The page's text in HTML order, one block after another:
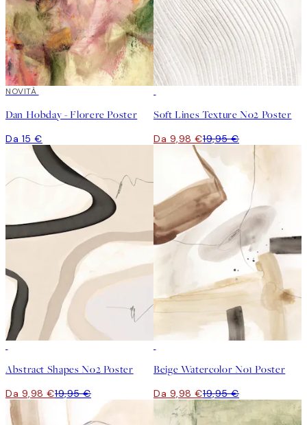
NOVITÀ
Dan Hobday - Florere Poster
Da 15 €
Soft Lines Texture No2 Poster
Da 9,98 €19,95 €
Abstract Shapes No2 Poster
Da 9,98 €19,95 €
Beige Watercolor No1 Poster
Da 9,98 €19,95 €